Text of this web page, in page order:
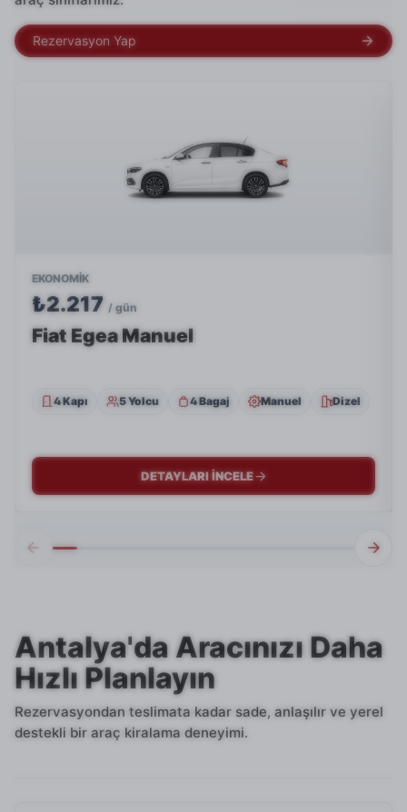
Rezervasyon Yap
EKONOMIK
₺2.217 / gün
Fiat Egea Manuel
4 Kapı 5 Yolcu 4 Bagaj Manuel Dizel
DETAYLARI İNCELE
Antalya'da Aracınızı Daha
Hızlı Planlayın
Rezervasyondan teslimata kadar sade, anlaşılır ve yerel
destekli bir araç kiralama deneyimi.